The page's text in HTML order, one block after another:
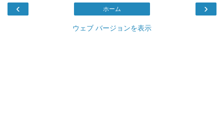
‹ ›
ホーム
ウェブ バージョンを表示